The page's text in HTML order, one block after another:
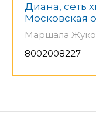
Диана, сеть
Московская
Маршала
8002008227